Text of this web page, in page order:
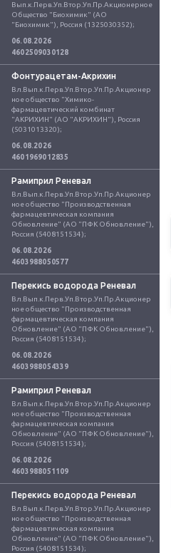
Вып.к.Перв.Уп.Втор.Уп.Пр.Акционерное
Общество "Биохимик" (АО
"Биохимик"), Россия (1325030352);
06.08.2026
4602509030128
Фонтурацетам-Акрихин
Вл.Вып.к.Перв.Уп.Втор.Уп.Пр.Акционер
ное общество "Химико-
фармацевтический комбинат
"АКРИХИН" (АО "АКРИХИН"), Россия
(5031013320);
06.08.2026
4601969012835
Рамиприл Реневал
Вл.Вып.к.Перв.Уп.Втор.Уп.Пр.Акционер
ное общество "Производственная
фармацевтическая компания
Обновление" (АО "ПФК Обновление"),
Россия (5408151534);
06.08.2026
4603988050577
Перекись водорода Реневал
Вл.Вып.к.Перв.Уп.Втор.Уп.Пр.Акционер
ное общество "Производственная
фармацевтическая компания
Обновление" (АО "ПФК Обновление"),
Россия (5408151534);
06.08.2026
4603988054339
Рамиприл Реневал
Вл.Вып.к.Перв.Уп.Втор.Уп.Пр.Акционер
ное общество "Производственная
фармацевтическая компания
Обновление" (АО "ПФК Обновление"),
Россия (5408151534);
06.08.2026
4603988051109
Перекись водорода Реневал
Вл.Вып.к.Перв.Уп.Втор.Уп.Пр.Акционер
ное общество "Производственная
фармацевтическая компания
Обновление" (АО "ПФК Обновление"),
Россия (5408151534);